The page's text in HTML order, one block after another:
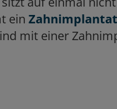
ein Zahnimplantat
mit einer